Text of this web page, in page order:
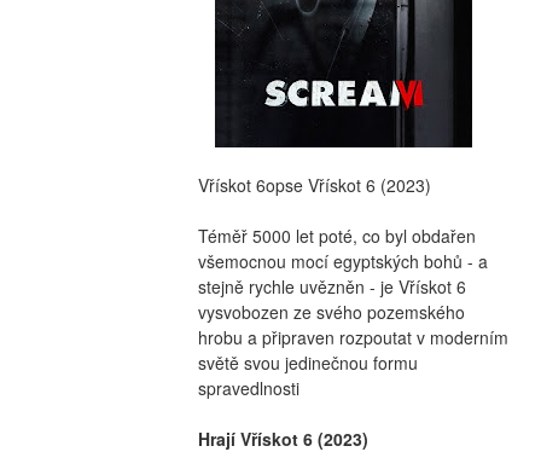
Vřískot 6opse Vřískot 6 (2023)
Téměř 5000 let poté, co byl obdařen
všemocnou mocí egyptských bohů - a
stejně rychle uvězněn - je Vřískot 6
vysvobozen ze svého pozemského
hrobu a připraven rozpoutat v moderním
světě svou jedinečnou formu
spravedlnosti
Hrají Vřískot 6 (2023)